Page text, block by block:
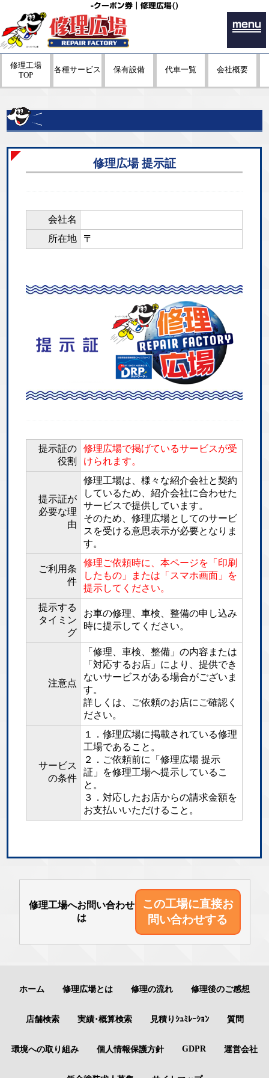
-クーポン券｜修理広場()
menu
修理工場
TOP
各種サービス 保有設備 代車一覧 会社概要
修理広場 提示証
会社名
所在地
〒
提示証の
役割
修理広場で掲げているサービスが受
けられます。
提示証が
必要な理
由
修理工場は、様々な紹介会社と契約
しているため、紹介会社に合わせた
サービスで提供しています。
そのため、修理広場としてのサービ
スを受ける意思表示が必要となりま
す。
ご利用条
件
修理ご依頼時に、本ページを「印刷
したもの」または「スマホ画面」を
提示してください。
提示する
タイミン
グ
お車の修理、車検、整備の申し込み
時に提示してください。
注意点
「修理、車検、整備」の内容または
「対応するお店」により、提供でき
ないサービスがある場合がございま
す。
詳しくは、ご依頼のお店にご確認く
ださい。
サービス
の条件
１．修理広場に掲載されている修理
工場であること。
２．ご依頼前に「修理広場 提示
証」を修理工場へ提示しているこ
と。
３．対応したお店からの請求金額を
お支払いいただけること。
修理工場へお問い合わせ
は
この工場に直接お
問い合わせする
ホーム 修理広場とは 修理の流れ 修理後のご感想
店舗検索 実績･概算検索 見積りｼｭﾐﾚｰｼｮﾝ 質問
環境への取り組み 個人情報保護方針 GDPR 運営会社